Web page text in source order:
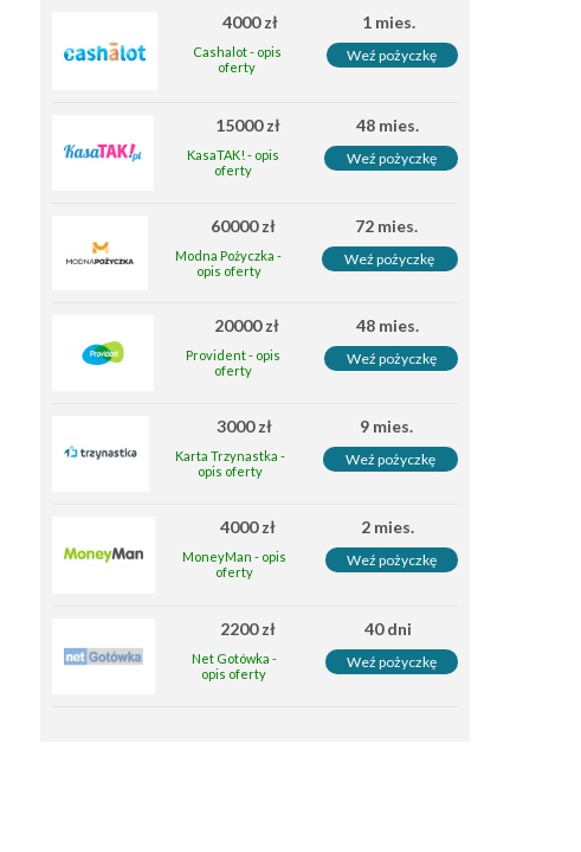
4000 zł 1 mies.
Cashalot - opis
oferty
Weź pożyczkę
15000 zł 48 mies.
KasaTAK! - opis
oferty
Weź pożyczkę
60000 zł 72 mies.
Modna Pożyczka -
opis oferty
Weź pożyczkę
20000 zł 48 mies.
Provident - opis
oferty
Weź pożyczkę
3000 zł 9 mies.
Karta Trzynastka -
opis oferty
Weź pożyczkę
4000 zł 2 mies.
MoneyMan - opis
oferty
Weź pożyczkę
2200 zł 40 dni
Net Gotówka -
opis oferty
Weź pożyczkę